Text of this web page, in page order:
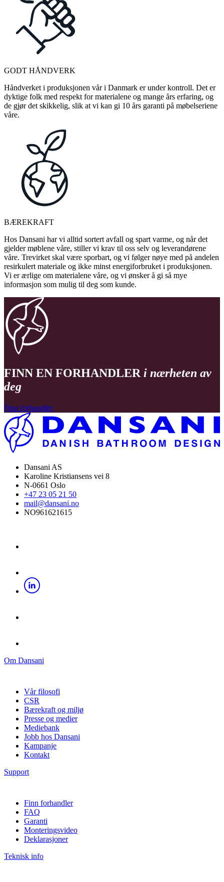
GODT HÅNDVERK
Håndverket i produksjonen vår i Danmark er under kontroll. Det er
dyktige folk med respekt for materialene og mange års erfaring, og
de gjør det skikkelig, slik at vi kan gi 10 års garanti på møbelseriene
våre.
BÆREKRAFT
Hos Dansani har vi alltid sortert avfall og spart varme, og når det
gjelder møblene våre, stiller vi krav til oss selv og leverandørene
våre. Trevirket skal være sporbart, og vi følger nøye med på andelen
resirkulert materiale og ikke minst energiforbruket i produksjonen.
Vi er ærlige om materialene våre, og vi ønsker å gi så mye
informasjon som mulig til deg som kunde.
FINN EN FORHANDLER i nærheten av
deg
Finn forhandler
Dansani AS
Karoline Kristiansens vei 8
N-0661 Oslo
+47 23 05 21 50
mail@dansani.no
NO961621615
Om Dansani
Vår filosofi
CSR
Bærekraft og miljø
Presse og medier
Mediebank
Jobb hos Dansani
Kampanje
Kontakt
Support
Finn forhandler
FAQ
Garanti
Monteringsvideo
Deklarasjoner
Teknisk info